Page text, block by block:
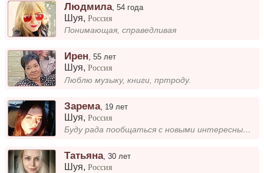
Людмила,54 года
Шуя,Россия
Понимающая, справедливая
Ирен,55 лет
Шуя,Россия
Люблю музыку, книги, пртроду.
Зарема, 19 лет
Шуя,Россия
Буду рада пообщаться с новыми интересными людьми)
Татьяна,30 лет
Шуя,Россия